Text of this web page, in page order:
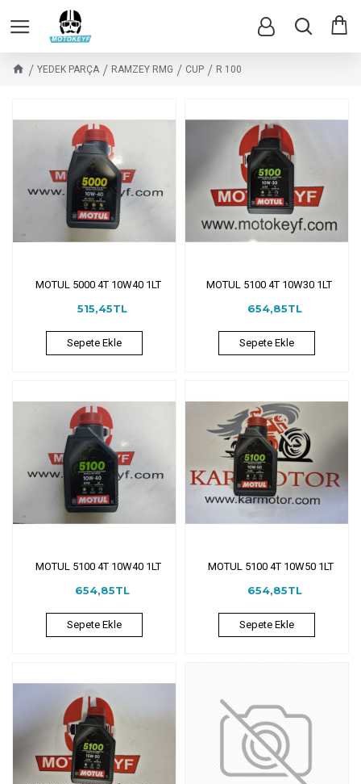
YEDEK PARÇA RAMZEY RMG CUP R 100
MOTUL 5000 4T 10W40 1LT
515,45TL
Sepete Ekle
MOTUL 5100 4T 10W30 1LT
654,85TL
Sepete Ekle
MOTUL 5100 4T 10W40 1LT
654,85TL
Sepete Ekle
MOTUL 5100 4T 10W50 1LT
654,85TL
Sepete Ekle